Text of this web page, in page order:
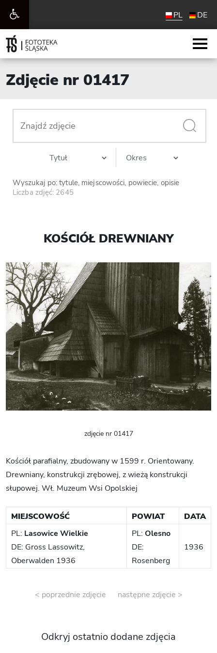
Otwórz
pasek
narzędzi
PL DE
Zdjęcie nr 01417
Wyszukaj po: tytule, miejscowości, powiecie, opisie
Liczba zdjęć: 2645
KOŚCIÓŁ DREWNIANY
zdjęcie nr 01417
Kościół parafialny, zbudowany w 1599 r. Orientowany.
Drewniany, konstrukcji zrębowej, z wieżą konstrukcji
słupowej. Wł. Muzeum Wsi Opolskiej
MIEJSCOWOŚĆ POWIAT
DATA
PL: Lasowice Wielkie
DE: Gross Lassowitz,
Oberwalden 1936
PL: Olesno
DE:
Rosenberg
1936
< poprzednie zdjęcie następne zdjęcie >
Odkryj ostatnio dodane zdjęcia